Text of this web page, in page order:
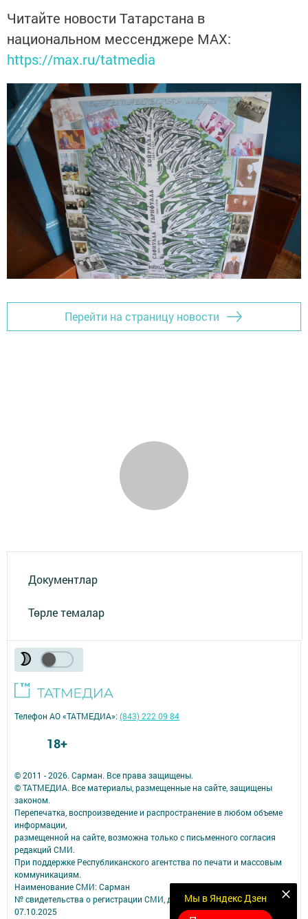
Читайте новости Татарстана в
национальном мессенджере MАХ:
https://max.ru/tatmedia
Перейти на страницу новости
Документлар
Төрле темалар
Мы в Яндекс Дзен
© 2011 - 2026. Сарман. Все права защищены.
© ТАТМЕДИА. Все материалы, размещенные на сайте, защищены
законом.
Перепечатка, воспроизведение и распространение в любом объеме
информации,
размещенной на сайте, возможна только с письменного согласия
редакций СМИ.
При поддержке Республиканского агентства по печати и массовым
коммуникациям.
Наименование СМИ: Сарман
№ свидетельства о регистрации СМИ, дата: ЭЛ № ФС 77 - 90172 от
07.10.2025
Телефон АО «ТАТМЕДИА»:(843) 222 09 84
18+